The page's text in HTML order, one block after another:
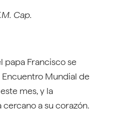
Cap.
papa Francisco se
Encuentro Mundial de
mes, y la
a su corazón.